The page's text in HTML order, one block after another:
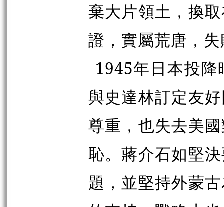
棄大片領土，換
證，實屬荒唐，
1945年日本投
與史達林訂定友
尊重，也失去美
恥。蔣介石如堅
題，並堅持外蒙